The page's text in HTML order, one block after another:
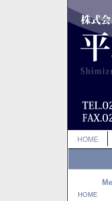
HOME
HOME